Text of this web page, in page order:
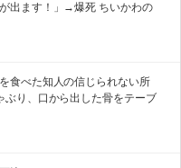
出ます！」→爆死 ちいかわの
食べた知人の信じられない所
り、口から出した骨をテーブ